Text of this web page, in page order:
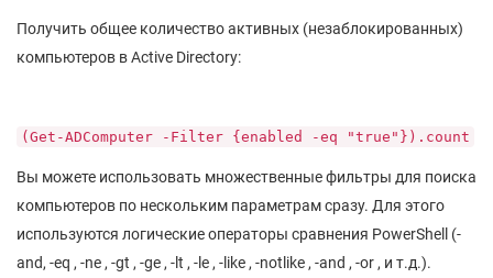
Получить общее количество активных (незаблокированных)
компьютеров в Active Directory:
(Get-ADComputer -Filter {enabled -eq "true"}).count
Вы можете использовать множественные фильтры для поиска
компьютеров по нескольким параметрам сразу. Для этого
используются логические операторы сравнения PowerShell (-
and, -eq , -ne , -gt , -ge , -lt , -le , -like , -notlike , -and , -or , и т.д.).